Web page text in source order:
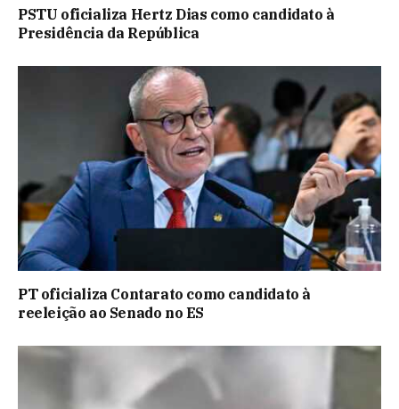
PSTU oficializa Hertz Dias como candidato à
Presidência da República
PT oficializa Contarato como candidato à
reeleição ao Senado no ES